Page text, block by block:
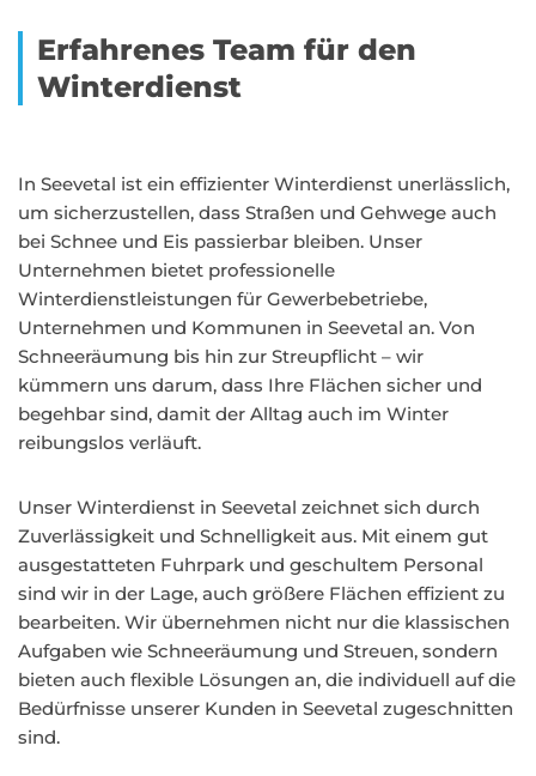
Erfahrenes Team für den
Winterdienst
In Seevetal ist ein effizienter Winterdienst unerlässlich,
um sicherzustellen, dass Straßen und Gehwege auch
bei Schnee und Eis passierbar bleiben. Unser
Unternehmen bietet professionelle
Winterdienstleistungen für Gewerbebetriebe,
Unternehmen und Kommunen in Seevetal an. Von
Schneeräumung bis hin zur Streupflicht – wir
kümmern uns darum, dass Ihre Flächen sicher und
begehbar sind, damit der Alltag auch im Winter
reibungslos verläuft.
Unser Winterdienst in Seevetal zeichnet sich durch
Zuverlässigkeit und Schnelligkeit aus. Mit einem gut
ausgestatteten Fuhrpark und geschultem Personal
sind wir in der Lage, auch größere Flächen effizient zu
bearbeiten. Wir übernehmen nicht nur die klassischen
Aufgaben wie Schneeräumung und Streuen, sondern
bieten auch flexible Lösungen an, die individuell auf die
Bedürfnisse unserer Kunden in Seevetal zugeschnitten
sind.